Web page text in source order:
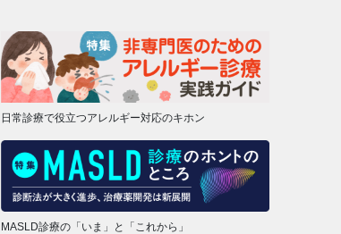
日常診療で役立つアレルギー対応のキホン
MASLD診療の「いま」と「これから」